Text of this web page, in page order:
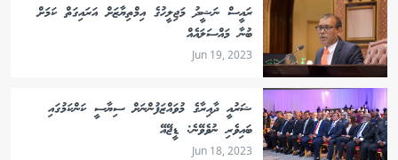
ރައީސް ނަޝީދު މަޖިލީހުގެ އިމްތިޔާޒަށް އަރައިގަތް ކަމަށް
ބުނާ މައްސަލައެއް
Jun 19, 2023
ޝަރުއީ ދާއިރާގެ މުވައްޒަފުންނަށް ސިޔާސީ ކަންކަމުގައި
ބައިވެރި ނުވެވޭނެ: ޑީޖޭއޭ
Jun 18, 2023